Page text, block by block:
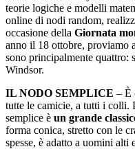
teorie logiche e modelli
online di nodi random,
occasione della Giornata
anno il 18 ottobre, proviamo
sono principalmente quattro:
Windsor.
IL NODO SEMPLICE – È
tutte le camicie, a tutti i colli.
semplice è un grande
forma conica, stretto con le
spesse, è adatto a uomini alti